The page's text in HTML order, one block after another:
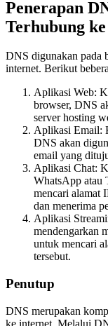
Penerapan
Terhubung
DNS digunakan pada
internet. Berikut
Aplikasi Web:
browser, DNS
server hosting
Aplikasi Email:
DNS akan
email yang
Aplikasi Chat:
WhatsApp atau
mencari alamat
dan menerima
Aplikasi
mendengarkan
untuk mencari
tersebut.
Penutup
DNS merupakan
ke internet. Melalui